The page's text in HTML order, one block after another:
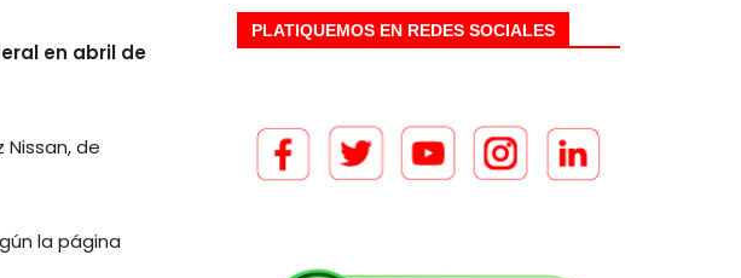
en abril de
de
la página
PLATIQUEMOS EN REDES SOCIALES